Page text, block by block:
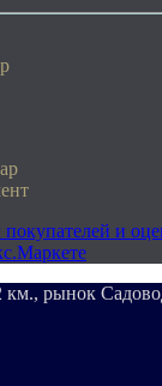
рынок